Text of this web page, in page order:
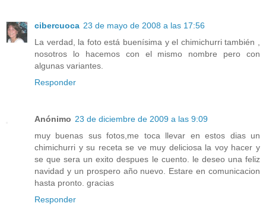
cibercuoca 23 de mayo de 2008 a las 17:56
La verdad, la foto está buenísima y el chimichurri también ,
nosotros lo hacemos con el mismo nombre pero con
algunas variantes.
Responder
Anónimo 23 de diciembre de 2009 a las 9:09
muy buenas sus fotos,me toca llevar en estos dias un
chimichurri y su receta se ve muy deliciosa la voy hacer y
se que sera un exito despues le cuento. le deseo una feliz
navidad y un prospero año nuevo. Estare en comunicacion
hasta pronto. gracias
Responder